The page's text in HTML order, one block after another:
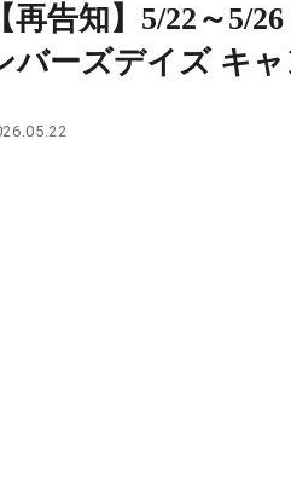
【再告知】5/22～5/
バーズデイズ キ